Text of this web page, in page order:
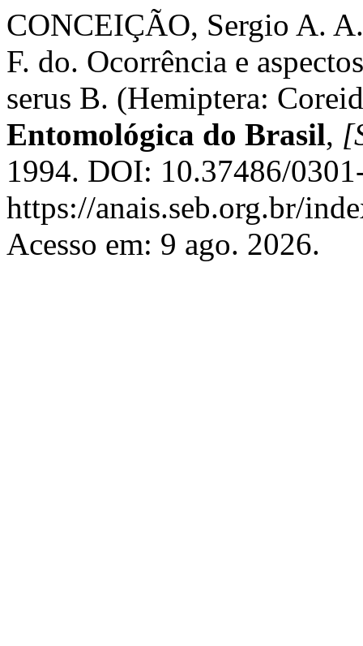
CONCEIÇÃO, Sergio A.
F. do. Ocorrência e
serus B. (Hemiptera:
Entomológica do Brasil,
1994. DOI: 10.37486/
https://anais.seb.org.br/
Acesso em: 9 ago. 2026.